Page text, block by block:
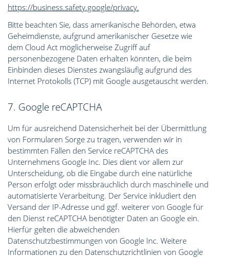
https://business.safety.google/privacy.
Bitte beachten Sie, dass amerikanische Behörden, etwa
Geheimdienste, aufgrund amerikanischer Gesetze wie
dem Cloud Act möglicherweise Zugriff auf
personenbezogene Daten erhalten könnten, die beim
Einbinden dieses Dienstes zwangsläufig aufgrund des
Internet Protokolls (TCP) mit Google ausgetauscht werden.
7. Google reCAPTCHA
Um für ausreichend Datensicherheit bei der Übermittlung
von Formularen Sorge zu tragen, verwenden wir in
bestimmten Fällen den Service reCAPTCHA des
Unternehmens Google Inc. Dies dient vor allem zur
Unterscheidung, ob die Eingabe durch eine natürliche
Person erfolgt oder missbräuchlich durch maschinelle und
automatisierte Verarbeitung. Der Service inkludiert den
Versand der IP-Adresse und ggf. weiterer von Google für
den Dienst reCAPTCHA benötigter Daten an Google ein.
Hierfür gelten die abweichenden
Datenschutzbestimmungen von Google Inc. Weitere
Informationen zu den Datenschutzrichtlinien von Google